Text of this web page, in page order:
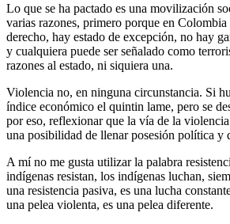
Lo que se ha pactado es una movilización
varias razones, primero porque en Colombia
derecho, hay estado de excepción, no hay
y cualquiera puede ser señalado como
razones al estado, ni siquiera una.
Violencia no, en ninguna circunstancia. Si
índice económico el quintin lame, pero se
por eso, reflexionar que la vía de la
una posibilidad de llenar posesión política y
A mí no me gusta utilizar la palabra
indígenas resistan, los indígenas luchan,
una resistencia pasiva, es una lucha
una pelea violenta, es una pelea diferente.